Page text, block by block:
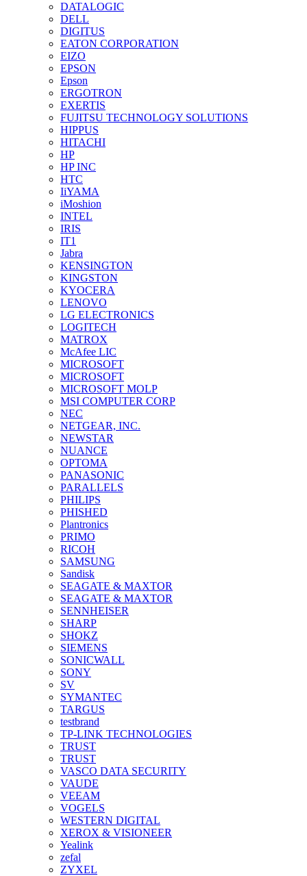
DATALOGIC
DELL
DIGITUS
EATON CORPORATION
EIZO
EPSON
Epson
ERGOTRON
EXERTIS
FUJITSU TECHNOLOGY SOLUTIONS
HIPPUS
HITACHI
HP
HP INC
HTC
IiYAMA
iMoshion
INTEL
IRIS
IT1
Jabra
KENSINGTON
KINGSTON
KYOCERA
LENOVO
LG ELECTRONICS
LOGITECH
MATROX
McAfee LIC
MICROSOFT
MICROSOFT
MICROSOFT MOLP
MSI COMPUTER CORP
NEC
NETGEAR, INC.
NEWSTAR
NUANCE
OPTOMA
PANASONIC
PARALLELS
PHILIPS
PHISHED
Plantronics
PRIMO
RICOH
SAMSUNG
Sandisk
SEAGATE & MAXTOR
SEAGATE & MAXTOR
SENNHEISER
SHARP
SHOKZ
SIEMENS
SONICWALL
SONY
SV
SYMANTEC
TARGUS
testbrand
TP-LINK TECHNOLOGIES
TRUST
TRUST
VASCO DATA SECURITY
VAUDE
VEEAM
VOGELS
WESTERN DIGITAL
XEROX & VISIONEER
Yealink
zefal
ZYXEL